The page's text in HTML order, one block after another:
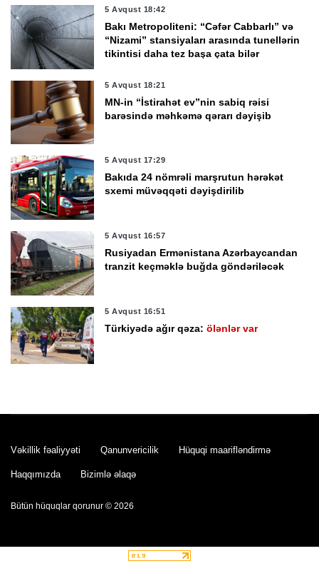
5 Avqust 18:42
Bakı Metropoliteni: “Cəfər Cabbarlı” və
“Nizami” stansiyaları arasında tunellərin
tikintisi daha tez başa çata bilər
5 Avqust 18:21
MN-in “İstirahət ev”nin sabiq rəisi
barəsində məhkəmə qərarı dəyişib
5 Avqust 17:29
Bakıda 24 nömrəli marşrutun hərəkət
sxemi müvəqqəti dəyişdirilib
5 Avqust 16:57
Rusiyadan Ermənistana Azərbaycandan
tranzit keçməklə buğda göndəriləcək
5 Avqust 16:51
Türkiyədə ağır qəza:ölənlər var
manatlıq avadanlıq alır
Dövlət Vergi Xidməti tenderinin qalibini
Cənubi Koreyada istidən ölənlərin sayı
Vəkillik fəaliyyəti Qanunvericilik Hüquqi maarifləndirmə
Haqqımızda Bizimlə əlaqə
Bütün hüquqlar qorunur © 2026